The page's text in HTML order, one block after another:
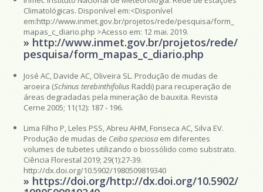
Climatológicas. Disponível em:<Disponível
em:http://www.inmet.gov.br/projetos/rede/pesquisa/form_
mapas_c_diario.php >Acesso em: 12 mai. 2019.
» http://www.inmet.gov.br/projetos/rede/
pesquisa/form_mapas_c_diario.php
José AC, Davide AC, Oliveira SL. Produção de mudas de
aroeira (Schinus terebinthifolius Raddi) para recuperação de
áreas degradadas pela mineração de bauxita. Revista
Cerne 2005; 11(12): 187 - 196.
Lima Filho P, Leles PSS, Abreu AHM, Fonseca AC, Silva EV.
Produção de mudas de Ceiba speciosa em diferentes
volumes de tubetes utilizando o biossólido como substrato.
Ciência Florestal 2019; 29(1):27-39.
http://dx.doi.org/10.5902/1980509819340
» https://doi.org/http://dx.doi.org/10.5902/